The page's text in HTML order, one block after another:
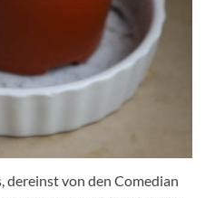
dereinst von den Comedian